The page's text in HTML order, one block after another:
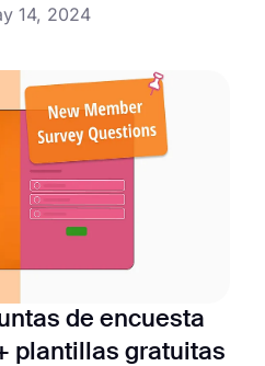
14, 2024
de encuesta
plantillas gratuitas